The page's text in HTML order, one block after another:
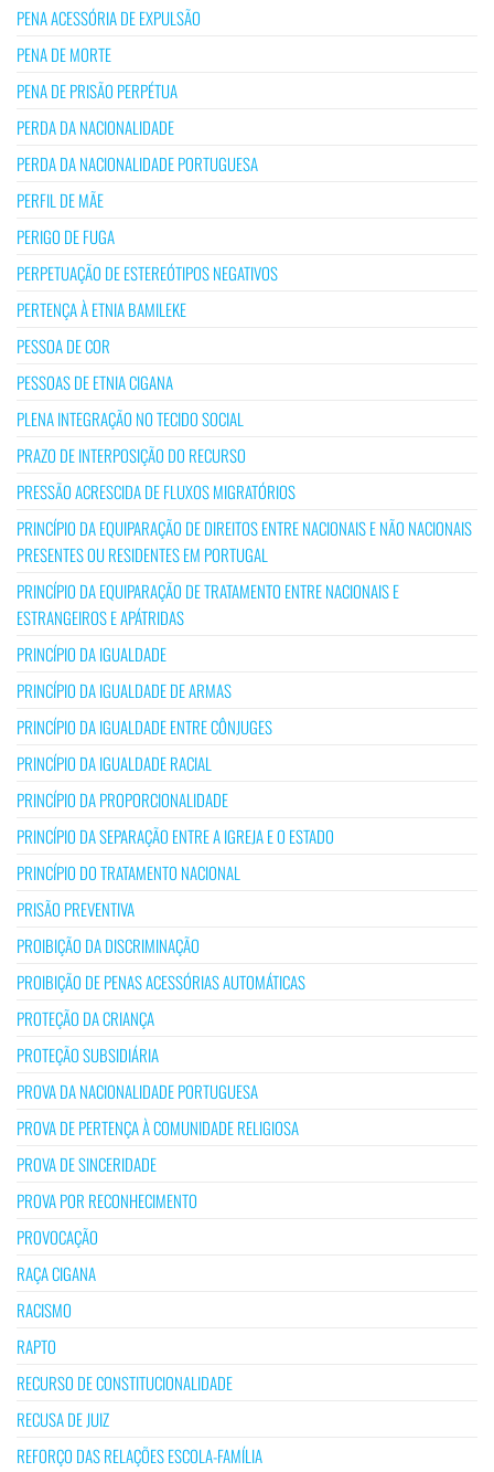
PENA ACESSÓRIA DE EXPULSÃO
PENA DE MORTE
PENA DE PRISÃO PERPÉTUA
PERDA DA NACIONALIDADE
PERDA DA NACIONALIDADE PORTUGUESA
PERFIL DE MÃE
PERIGO DE FUGA
PERPETUAÇÃO DE ESTEREÓTIPOS NEGATIVOS
PERTENÇA À ETNIA BAMILEKE
PESSOA DE COR
PESSOAS DE ETNIA CIGANA
PLENA INTEGRAÇÃO NO TECIDO SOCIAL
PRAZO DE INTERPOSIÇÃO DO RECURSO
PRESSÃO ACRESCIDA DE FLUXOS MIGRATÓRIOS
PRINCÍPIO DA EQUIPARAÇÃO DE DIREITOS ENTRE NACIONAIS E NÃO NACIONAIS
PRESENTES OU RESIDENTES EM PORTUGAL
PRINCÍPIO DA EQUIPARAÇÃO DE TRATAMENTO ENTRE NACIONAIS E
ESTRANGEIROS E APÁTRIDAS
PRINCÍPIO DA IGUALDADE
PRINCÍPIO DA IGUALDADE DE ARMAS
PRINCÍPIO DA IGUALDADE ENTRE CÔNJUGES
PRINCÍPIO DA IGUALDADE RACIAL
PRINCÍPIO DA PROPORCIONALIDADE
PRINCÍPIO DA SEPARAÇÃO ENTRE A IGREJA E O ESTADO
PRINCÍPIO DO TRATAMENTO NACIONAL
PRISÃO PREVENTIVA
PROIBIÇÃO DA DISCRIMINAÇÃO
PROIBIÇÃO DE PENAS ACESSÓRIAS AUTOMÁTICAS
PROTEÇÃO DA CRIANÇA
PROTEÇÃO SUBSIDIÁRIA
PROVA DA NACIONALIDADE PORTUGUESA
PROVA DE PERTENÇA À COMUNIDADE RELIGIOSA
PROVA DE SINCERIDADE
PROVA POR RECONHECIMENTO
PROVOCAÇÃO
RAÇA CIGANA
RACISMO
RAPTO
RECURSO DE CONSTITUCIONALIDADE
RECUSA DE JUIZ
REFORÇO DAS RELAÇÕES ESCOLA-FAMÍLIA